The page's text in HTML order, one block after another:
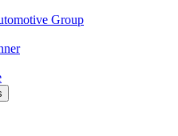
Group